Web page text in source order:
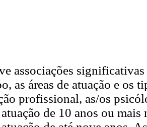
associações
as áreas de atuação e os
profissional, as/os
de 10 anos ou